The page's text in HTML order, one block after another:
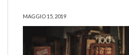
MAGGIO 15, 2019